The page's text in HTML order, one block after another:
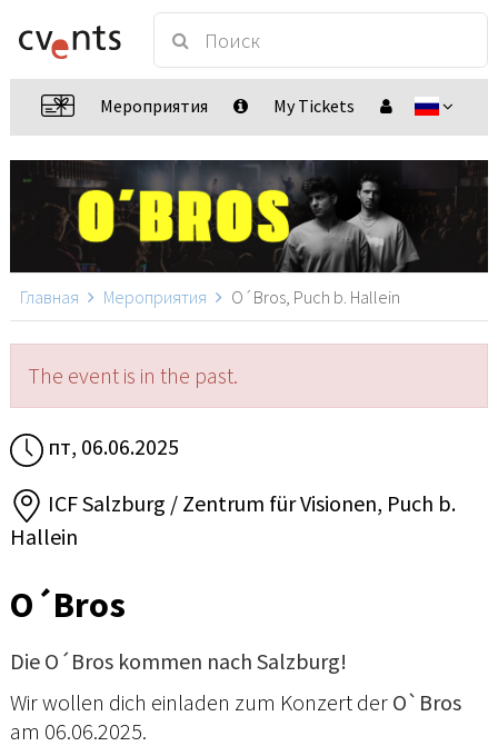
Мероприятия My Tickets
Главная Мероприятия O´Bros, Puch b. Hallein
The event is in the past.
пт, 06.06.2025
ICF Salzburg / Zentrum für Visionen, Puch b.
Hallein
O´Bros
Die O´Bros kommen nach Salzburg!
Wir wollen dich einladen zum Konzert der O`Bros
am 06.06.2025.